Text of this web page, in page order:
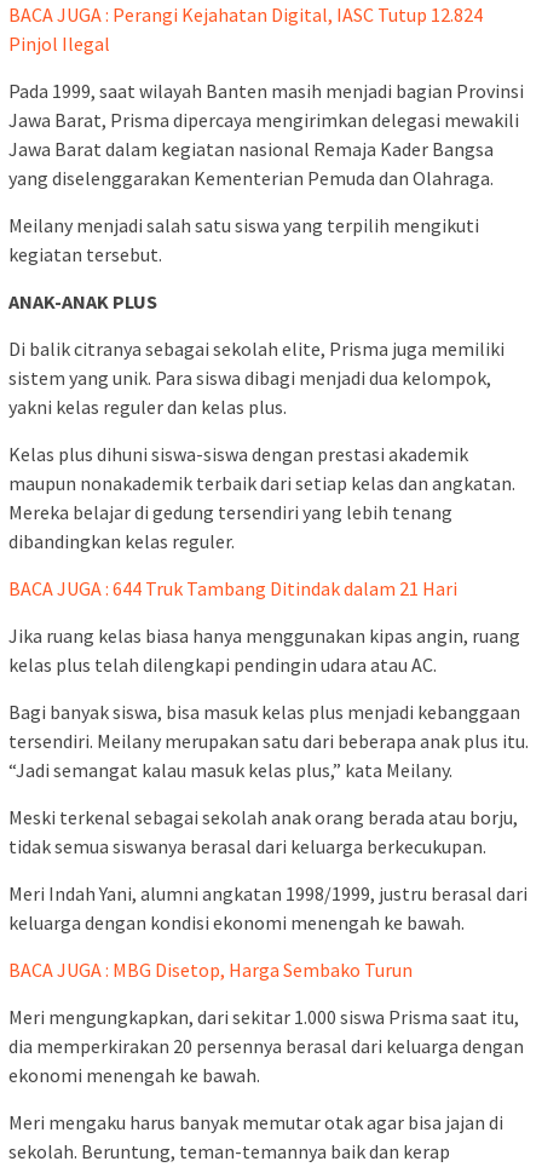
BACA JUGA : Perangi Kejahatan Digital, IASC Tutup 12.824
Pinjol Ilegal
Pada 1999, saat wilayah Banten masih menjadi bagian Provinsi
Jawa Barat, Prisma dipercaya mengirimkan delegasi mewakili
Jawa Barat dalam kegiatan nasional Remaja Kader Bangsa
yang diselenggarakan Kementerian Pemuda dan Olahraga.
Meilany menjadi salah satu siswa yang terpilih mengikuti
kegiatan tersebut.
ANAK-ANAK PLUS
Di balik citranya sebagai sekolah elite, Prisma juga memiliki
sistem yang unik. Para siswa dibagi menjadi dua kelompok,
yakni kelas reguler dan kelas plus.
Kelas plus dihuni siswa-siswa dengan prestasi akademik
maupun nonakademik terbaik dari setiap kelas dan angkatan.
Mereka belajar di gedung tersendiri yang lebih tenang
dibandingkan kelas reguler.
BACA JUGA : 644 Truk Tambang Ditindak dalam 21 Hari
Jika ruang kelas biasa hanya menggunakan kipas angin, ruang
kelas plus telah dilengkapi pendingin udara atau AC.
Bagi banyak siswa, bisa masuk kelas plus menjadi kebanggaan
tersendiri. Meilany merupakan satu dari beberapa anak plus itu.
“Jadi semangat kalau masuk kelas plus,” kata Meilany.
Meski terkenal sebagai sekolah anak orang berada atau borju,
tidak semua siswanya berasal dari keluarga berkecukupan.
Meri Indah Yani, alumni angkatan 1998/1999, justru berasal dari
keluarga dengan kondisi ekonomi menengah ke bawah.
BACA JUGA : MBG Disetop, Harga Sembako Turun
Meri mengungkapkan, dari sekitar 1.000 siswa Prisma saat itu,
dia memperkirakan 20 persennya berasal dari keluarga dengan
ekonomi menengah ke bawah.
Meri mengaku harus banyak memutar otak agar bisa jajan di
sekolah. Beruntung, teman-temannya baik dan kerap